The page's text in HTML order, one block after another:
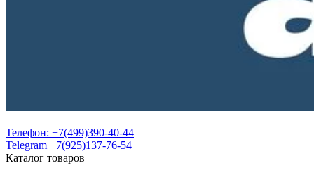
Телефон: +7(499)390-40-44
Telegram +7(925)137-76-54
Каталог товаров